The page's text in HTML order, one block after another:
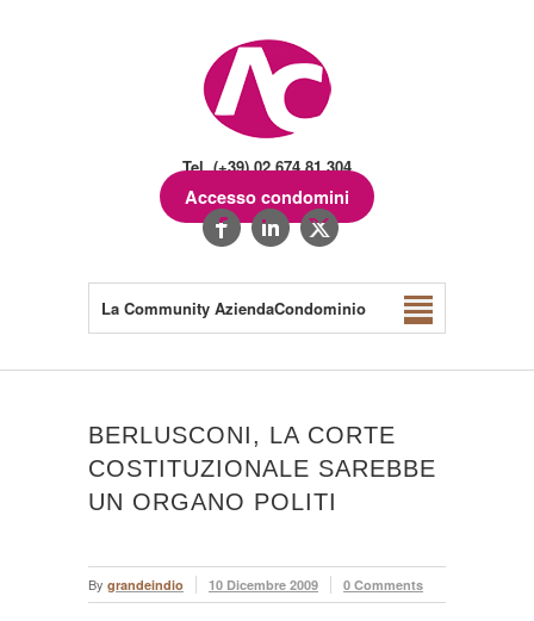
Tel. (+39) 02.674.81.304
Accesso condomini
La Community AziendaCondominio
BERLUSCONI, LA CORTE
COSTITUZIONALE SAREBBE
UN ORGANO POLITI
By grandeindio 10 Dicembre 2009 0 Comments